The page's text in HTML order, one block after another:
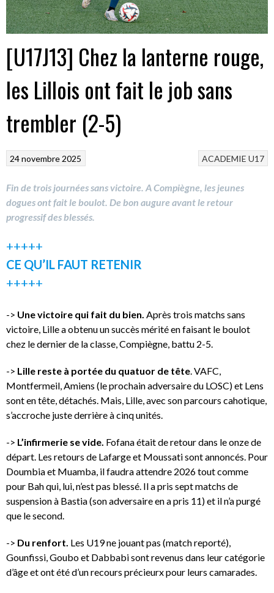
[U17J13] Chez la lanterne rouge,
les Lillois ont fait le job sans
trembler (2-5)
ACADEMIE U17
24 novembre 2025
Fin de trois journées sans victoire. A Compiègne, les jeunes
dogues ont fait le boulot. De bon augure avant le retour
progressif des blessés.
+++++
CE QU’IL FAUT RETENIR
+++++
-> Une victoire qui fait du bien. Après trois matchs sans
victoire, Lille a obtenu un succès mérité en faisant le boulot
chez le dernier de la classe, Compiègne, battu 2-5.
-> Lille reste à portée du quatuor de tête. VAFC,
Montfermeil, Amiens (le prochain adversaire du LOSC) et Lens
sont en tête, détachés. Mais, Lille, avec son parcours cahotique,
s’accroche juste derrière à cinq unités.
-> L’infirmerie se vide. Fofana était de retour dans le onze de
départ. Les retours de Lafarge et Moussati sont annoncés. Pour
Doumbia et Muamba, il faudra attendre 2026 tout comme
pour Bah qui, lui, n’est pas blessé. Il a pris sept matchs de
suspension à Bastia (son adversaire en a pris 11) et il n’a purgé
que le second.
-> Du renfort. Les U19 ne jouant pas (match reporté),
Gounfissi, Goubo et Dabbabi sont revenus dans leur catégorie
d’âge et ont été d’un recours précieurx pour leurs camarades.